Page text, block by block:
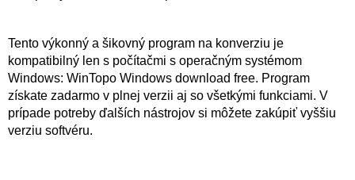
Tento výkonný a šikovný program na konverziu je
kompatibilný len s počítačmi s operačným systémom
Windows: WinTopo Windows download free. Program
získate zadarmo v plnej verzii aj so všetkými funkciami. V
prípade potreby ďalších nástrojov si môžete zakúpiť vyššiu
verziu softvéru.